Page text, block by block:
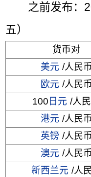
之前发布：
五）
货币对
美元 /人民币
欧元 /人民币
100 日元 /人
港元 /人民币
英镑 /人民币
澳元 /人民币
新西兰元 /人